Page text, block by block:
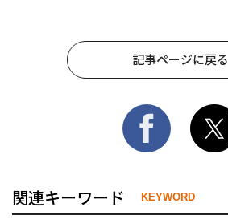
記事ページに戻る
関連キーワード KEYWORD